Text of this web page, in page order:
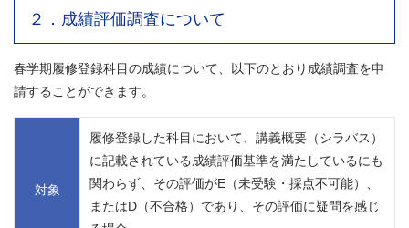
２．成績評価調査について
春学期履修登録科目の成績について、以下のとおり成績調査を申
請することができます。
対象
履修登録した科目において、講義概要（シラバス）
に記載されている成績評価基準を満たしているにも
関わらず、その評価がE（未受験・採点不可能）、
またはD（不合格）であり、その評価に疑問を感じ